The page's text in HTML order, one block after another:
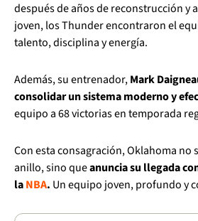
después de años de reconstrucción y
joven, los Thunder encontraron el
talento, disciplina y energía.
Además, su entrenador,Mark
consolidar un sistema moderno y
equipo a 68 victorias en temporada
Con esta consagración, Oklahoma no
anillo, sino queanuncia su llegada
laNBA. Un equipo joven, profundo y